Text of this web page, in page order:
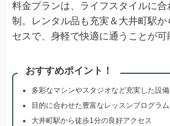
料金プランは、ライフスタイルに
制。レンタル品も充実＆大井町駅か
セスで、身軽で快適に通うことが可
おすすめポイント！
多彩なマシンやスタジオなど充実した設
目的に合わせた豊富なレッスンプログラ
大井町駅から徒歩1分の良好アクセス